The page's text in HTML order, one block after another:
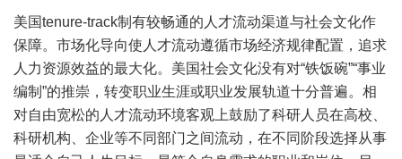
美国tenure-track制有较畅通的人才流动渠道与社会文化作
保障。市场化导向使人才流动遵循市场经济规律配置，追求
人力资源效益的最大化。美国社会文化没有对“铁饭碗”“事业
编制”的推崇，转变职业生涯或职业发展轨道十分普遍。相
对自由宽松的人才流动环境客观上鼓励了科研人员在高校、
科研机构、企业等不同部门之间流动，在不同阶段选择从事